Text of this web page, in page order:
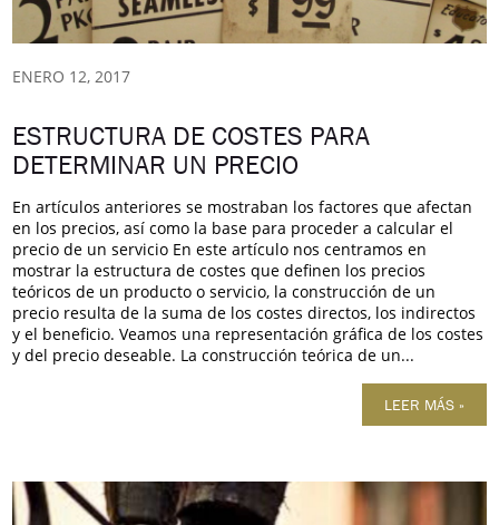
ENERO 12, 2017
ESTRUCTURA DE COSTES PARA
DETERMINAR UN PRECIO
En artículos anteriores se mostraban los factores que afectan
en los precios, así como la base para proceder a calcular el
precio de un servicio En este artículo nos centramos en
mostrar la estructura de costes que definen los precios
teóricos de un producto o servicio, la construcción de un
precio resulta de la suma de los costes directos, los indirectos
y el beneficio. Veamos una representación gráfica de los costes
y del precio deseable. La construcción teórica de un...
LEER MÁS »